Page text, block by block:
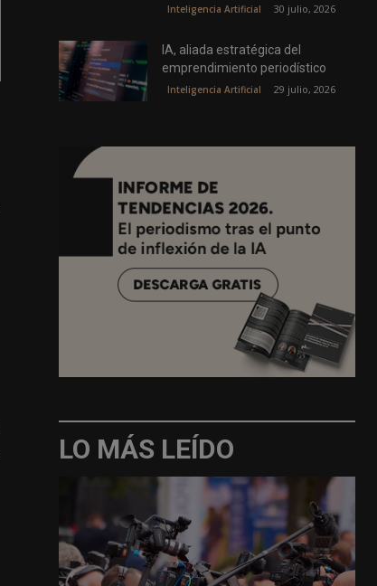
Inteligencia Artificial 30 julio, 2026
IA, aliada estratégica del
emprendimiento periodístico
Inteligencia Artificial 29 julio, 2026
LO MÁS LEÍDO